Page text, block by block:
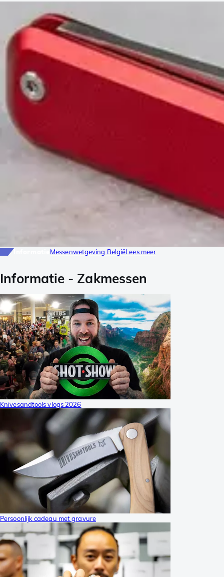
Messenwetgeving BelgiëLees meer
Informatie - Zakmessen
Knivesandtools vlogs 2026
Persoonlijk cadeau met gravure